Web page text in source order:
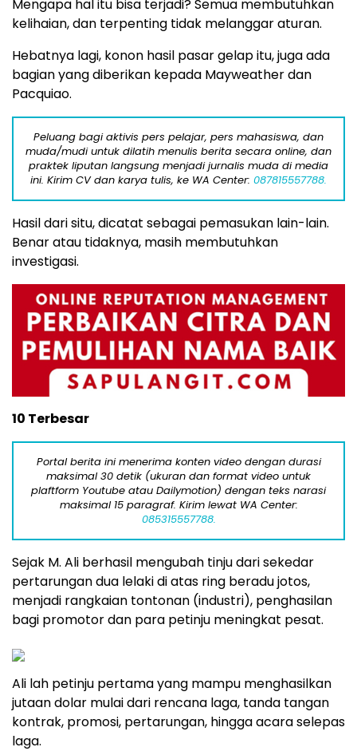
Mengapa hal itu bisa terjadi? Semua membutuhkan
kelihaian, dan terpenting tidak melanggar aturan.
Hebatnya lagi, konon hasil pasar gelap itu, juga ada
bagian yang diberikan kepada Mayweather dan
Pacquiao.
Peluang bagi aktivis pers pelajar, pers mahasiswa, dan
muda/mudi untuk dilatih menulis berita secara online, dan
praktek liputan langsung menjadi jurnalis muda di media
ini. Kirim CV dan karya tulis, ke WA Center: 087815557788.
Hasil dari situ, dicatat sebagai pemasukan lain-lain.
Benar atau tidaknya, masih membutuhkan
investigasi.
10 Terbesar
Portal berita ini menerima konten video dengan durasi
maksimal 30 detik (ukuran dan format video untuk
plaftform Youtube atau Dailymotion) dengan teks narasi
maksimal 15 paragraf. Kirim lewat WA Center:
085315557788.
Sejak M. Ali berhasil mengubah tinju dari sekedar
pertarungan dua lelaki di atas ring beradu jotos,
menjadi rangkaian tontonan (industri), penghasilan
bagi promotor dan para petinju meningkat pesat.
Ali lah petinju pertama yang mampu menghasilkan
jutaan dolar mulai dari rencana laga, tanda tangan
kontrak, promosi, pertarungan, hingga acara selepas
laga.